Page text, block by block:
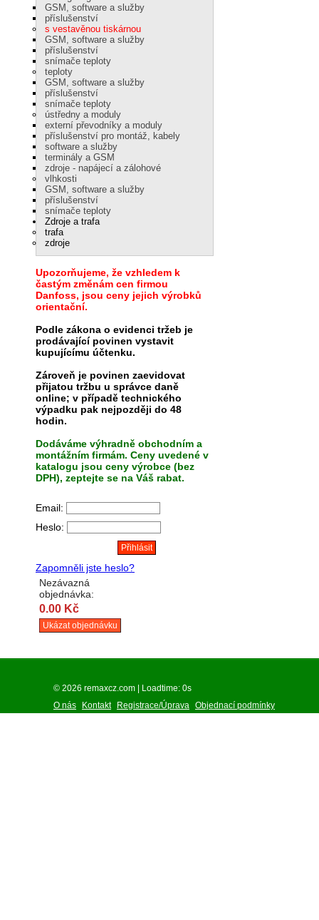
GSM, software a služby
příslušenství
s vestavěnou tiskárnou
GSM, software a služby
příslušenství
snímače teploty
teploty
GSM, software a služby
příslušenství
snímače teploty
ústředny a moduly
externí převodníky a moduly
příslušenství pro montáž, kabely
software a služby
terminály a GSM
zdroje - napájecí a zálohové
vlhkosti
GSM, software a služby
příslušenství
snímače teploty
Zdroje a trafa
trafa
zdroje
Upozorňujeme, že vzhledem k
častým změnám cen firmou
Danfoss, jsou ceny jejich výrobků
orientační.
Podle zákona o evidenci tržeb je
prodávající povinen vystavit
kupujícímu účtenku.
Zároveň je povinen zaevidovat
přijatou tržbu u správce daně
online; v případě technického
výpadku pak nejpozději do 48
hodin.
Dodáváme výhradně obchodním a
montážním firmám. Ceny uvedené v
katalogu jsou ceny výrobce (bez
DPH), zeptejte se na Váš rabat.
Email:
Heslo:
Zapomněli jste heslo?
Nezávazná
objednávka:
0.00 Kč
© 2026 remaxcz.com | Loadtime: 0s
O nás
Kontakt Registrace/Úprava Objednací podmínky